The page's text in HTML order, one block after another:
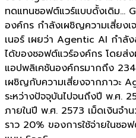
ทดแทนซอฟต์แวร์แบบดั้งเดิม...
องค์กร กำลังเผชิญความเสี่ยง
เนอร์ เผยว่า Agentic AI กำลัง
ได้ของซอฟต์แวร์องค์กร โดยส่ง
แอปพลิเคชันองค์กรมากถึง
เผชิญกับความเสี่ยงจากภาวะ
ระหว่างปัจจุบันไปจนถึงปี พ.ศ.
ภายในปี พ.ศ. 2573 เม็ดเงินจำ
ราว 20% ของการใช้จ่ายในซอ